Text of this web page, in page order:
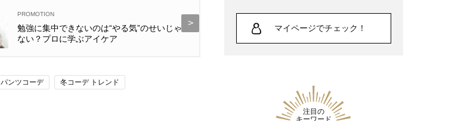
勉強に集中できないのは“やる気”のせいじゃ
ない？プロに学ぶアイケア
「肌のキレイな友人に教わった」高垣麗子さ
パンツコーデ 冬コーデ トレンド
マイページでチェック！
注目の
キーワード